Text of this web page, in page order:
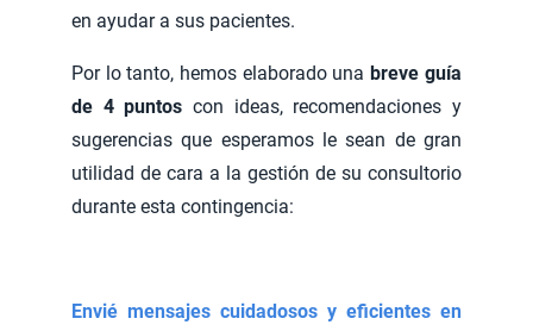
en ayudar a sus pacientes.
Por lo tanto, hemos elaborado una breve guía
de 4 puntos con ideas, recomendaciones y
sugerencias que esperamos le sean de gran
utilidad de cara a la gestión de su consultorio
durante esta contingencia:
Envié mensajes cuidadosos y eficientes en